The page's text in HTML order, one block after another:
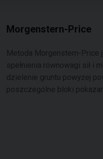
Morgenstern-Price
Metoda Morgenstern-Price
spełnienia równowagi sił i
dzielenie gruntu powyżej
poszczególne bloki